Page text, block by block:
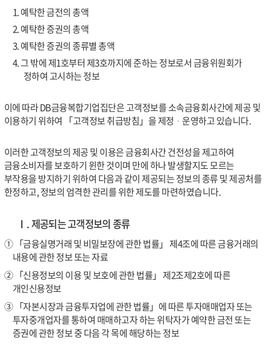
1. 예탁한 금전의 총액
2. 예탁한 증권의 총액
3. 예탁한 증권의 종류별 총액
4. 그 밖에 제1호부터 제3호까지에 준하는 정보로서 금융위원회가
정하여 고시하는 정보
이에 따라 DB금융복합기업집단은 고객정보를 소속금융회사간에 제공 및
이용하기 위하여 「고객정보 취급방침」을 제정ᆞ운영하고 있습니다.
이러한 고객정보의 제공 및 이용은 금융회사간 건전성을 제고하여
금융소비자를 보호하기 윈한 것이며 만에 하나 발생할지도 모르는
부작용을 방지하기 위하여 다음과 같이 제공되는 정보의 종류 및 제공처를
한정하고, 정보의 엄격한 관리를 위한 제도를 마련하였습니다.
Ⅰ. 제공되는 고객정보의 종류
① 「금융실명거래 및 비밀보장에 관한 법률」 제4조에 따른 금융거래의
내용에 관한 정보 또는 자료
② 「신용정보의 이용 및 보호에 관한 법률」 제2조제2호에 따른
개인신용정보
③ 「자본시장과 금융투자업에 관한 법률」에 따른 투자매매업자 또는
투자중개업자를 통하여 매매하고자 하는 위탁자가 예약한 금전 또는
증권에 관한 정보 중 다음 각 목에 해당하는 정보